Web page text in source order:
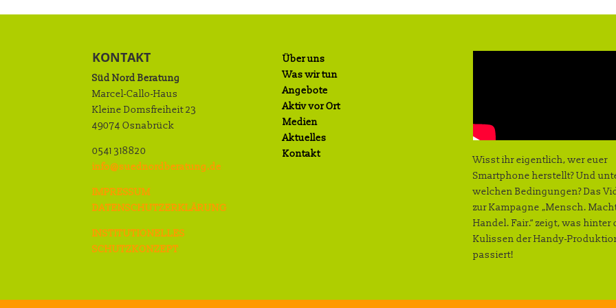
KONTAKT
Süd Nord Beratung
Marcel-Callo-Haus
Kleine Domsfreiheit 23
49074 Osnabrück
0541 318820
info@suednordberatung.de
IMPRESSUM
DATENSCHUTZERKLÄRUNG
INSTITUTIONELLES
SCHUTZKONZEPT
Über uns
Was wir tun
Angebote
Aktiv vor Ort
Medien
Aktuelles
Kontakt
Wisst ihr eigentlich, wer euer
Smartphone herstellt? Und
welchen Bedingungen? Das
zur Kampagne „Mensch.
Handel. Fair.“ zeigt, was hinter
Kulissen der Handy-
passiert!